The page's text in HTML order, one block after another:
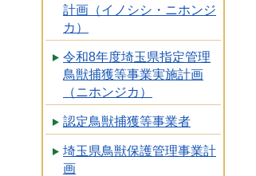
計画（イノシシ・ニホンジ
カ）
令和8年度埼玉県指定管理
鳥獣捕獲等事業実施計画
（ニホンジカ）
認定鳥獣捕獲等事業者
埼玉県鳥獣保護管理事業計
画